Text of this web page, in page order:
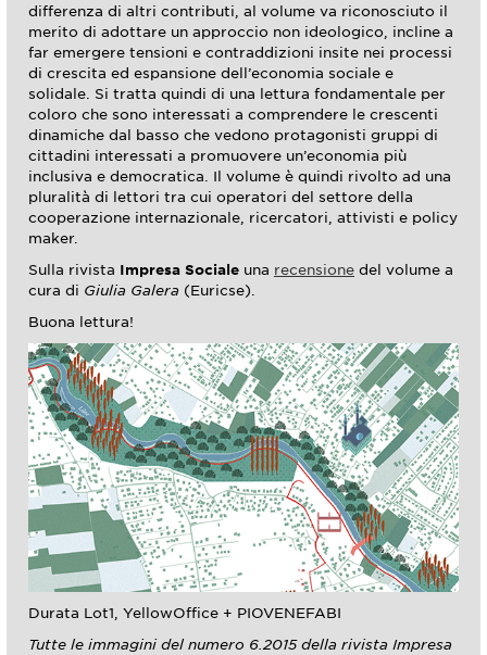
differenza di altri contributi, al volume va riconosciuto il
merito di adottare un approccio non ideologico, incline a
far emergere tensioni e contraddizioni insite nei processi
di crescita ed espansione dell’economia sociale e
solidale. Si tratta quindi di una lettura fondamentale per
coloro che sono interessati a comprendere le crescenti
dinamiche dal basso che vedono protagonisti gruppi di
cittadini interessati a promuovere un’economia più
inclusiva e democratica. Il volume è quindi rivolto ad una
pluralità di lettori tra cui operatori del settore della
cooperazione internazionale, ricercatori, attivisti e policy
maker.
Sulla rivista Impresa Sociale una recensione del volume a
cura di Giulia Galera (Euricse).
Buona lettura!
Durata Lot1, YellowOffice + PIOVENEFABI
Tutte le immagini del numero 6.2015 della rivista Impresa